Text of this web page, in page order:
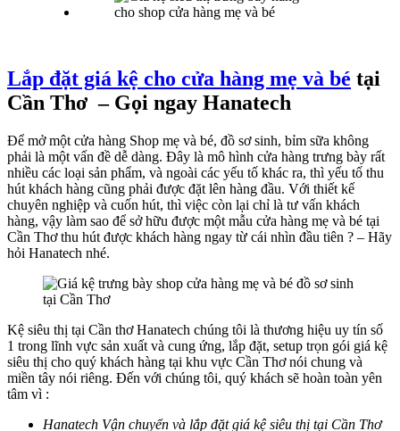
Lắp đặt giá kệ cho cửa hàng mẹ và bé tại
Cần Thơ – Gọi ngay Hanatech
Để mở một cửa hàng Shop mẹ và bé, đồ sơ sinh, bỉm sữa không
phải là một vấn đề dễ dàng. Đây là mô hình cửa hàng trưng bày rất
nhiều các loại sản phẩm, và ngoài các yếu tố khác ra, thì yếu tố thu
hút khách hàng cũng phải được đặt lên hàng đầu. Với thiết kế
chuyên nghiệp và cuốn hút, thì việc còn lại chỉ là tư vấn khách
hàng, vậy làm sao để sở hữu được một mẫu cửa hàng mẹ và bé tại
Cần Thơ thu hút được khách hàng ngay từ cái nhìn đầu tiên ? – Hãy
hỏi Hanatech nhé.
Kệ siêu thị tại Cần thơ Hanatech chúng tôi là thương hiệu uy tín số
1 trong lĩnh vực sản xuất và cung ứng, lắp đặt, setup trọn gói giá kệ
siêu thị cho quý khách hàng tại khu vực Cần Thơ nói chung và
miền tây nói riêng. Đến với chúng tôi, quý khách sẽ hoàn toàn yên
tâm vì :
Hanatech Vận chuyển và lắp đặt giá kệ siêu thị tại Cần Thơ